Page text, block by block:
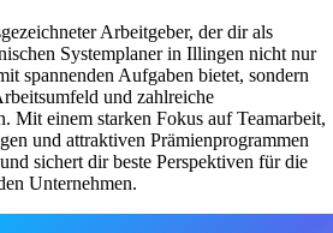
Arbeitgeber, der dir als
Systemplaner in Illingen nicht nur
spannenden Aufgaben bietet, sondern
und zahlreiche
Mit einem starken Fokus auf Teamarbeit,
und attraktiven Prämienprogrammen
sichert dir beste Perspektiven für die
Unternehmen.